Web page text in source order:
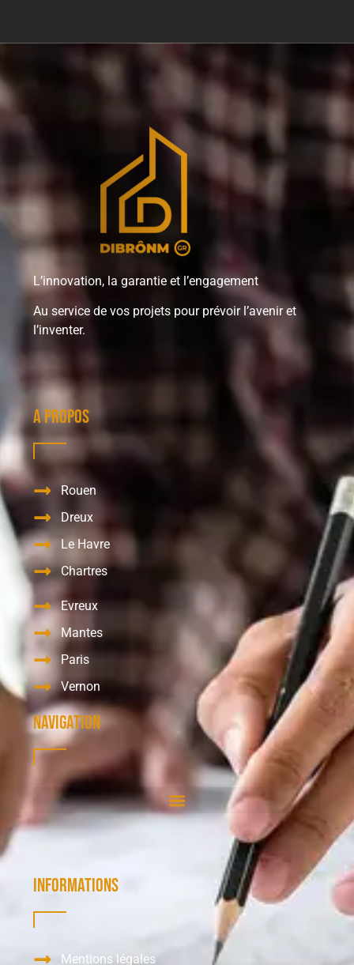
L’innovation, la garantie et l’engagement
Au service de vos projets pour prévoir l’avenir et
l’inventer.
A propos
Rouen
Dreux
Le Havre
Chartres
Evreux
Mantes
Paris
Vernon
Navigation
Informations
Mentions légales